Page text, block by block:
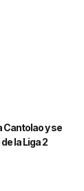
Cantolao y se
la Liga 2